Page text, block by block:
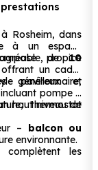
à Rosheim, dans
à un espace
propice
de10
un cadre
pavillonnaire,
généreux et
pompe à
thermostat
haut niveau de
– balcon ou
environnante.
complètent les